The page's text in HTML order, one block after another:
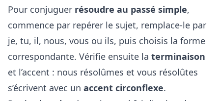
Pour conjuguer résoudre au passé simple,
commence par repérer le sujet, remplace-le par
je, tu, il, nous, vous ou ils, puis choisis la forme
correspondante. Vérifie ensuite la terminaison
et l’accent : nous résolûmes et vous résolûtes
s’écrivent avec un accent circonflexe.